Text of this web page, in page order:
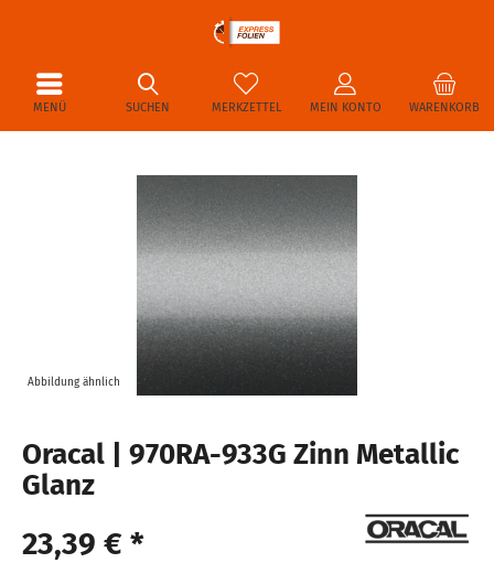
MENÜ WARENKORB
MERKZETTEL MEIN KONTO
SUCHEN
Abbildung ähnlich
Oracal | 970RA-933G Zinn Metallic
Glanz
23,39 € *